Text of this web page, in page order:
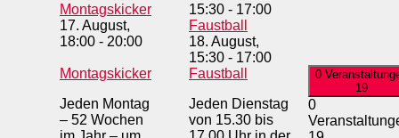
Montagskicker
17. August,
18:00 - 20:00
Montagskicker
Jeden Montag
– 52 Wochen
15:30 - 17:00
Faustball
18. August,
15:30 - 17:00
Faustball
Jeden Dienstag
von 15.30 bis
0
19
0